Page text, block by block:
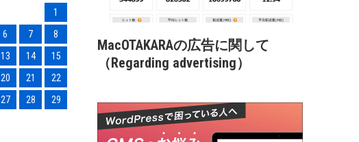
1
6 7
8
13 14
15
20 21
22
27 28
29
MacOTAKARAの広告に関して
（Regarding advertising）